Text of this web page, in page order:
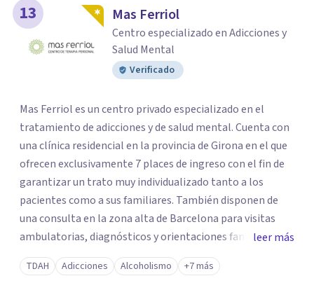
13 Mas Ferriol
Centro especializado en Adicciones y
Salud Mental
Verificado
Mas Ferriol es un centro privado especializado en el
tratamiento de adicciones y de salud mental. Cuenta con
una clínica residencial en la provincia de Girona en el que
ofrecen exclusivamente 7 places de ingreso con el fin de
garantizar un trato muy individualizado tanto a los
pacientes como a sus familiares. También disponen de
una consulta en la zona alta de Barcelona para visitas
ambulatorias, diagnósticos y orientaciones familiares. Su
equipo multidisciplinar sanitario cuenta con amplia
experiencia en el sector y con la formación necesaria para
leer más
TDAH Adicciones Alcoholismo +7 más